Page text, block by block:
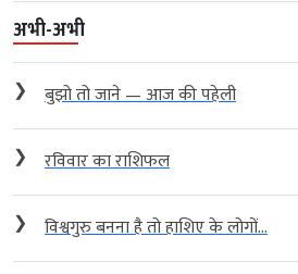
अभी-अभी
❯ बुझो तो जाने — आज की पहेली
❯ रविवार का राशिफल
❯ विश्वगुरु बनना है तो हाशिए के लोगों...